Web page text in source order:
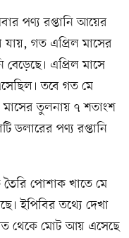
পণ্য রপ্তানি আয়ের
যায়, গত এপ্রিল মাসের
বেড়েছে। এপ্রিল মাসে
তবে গত মে
মাসের তুলনায় ৭ শতাংশ
ডলারের পণ্য রপ্তানি
তৈরি পোশাক খাতে মে
ইপিবির তথ্যে দেখা
থেকে মোট আয় এসেছে